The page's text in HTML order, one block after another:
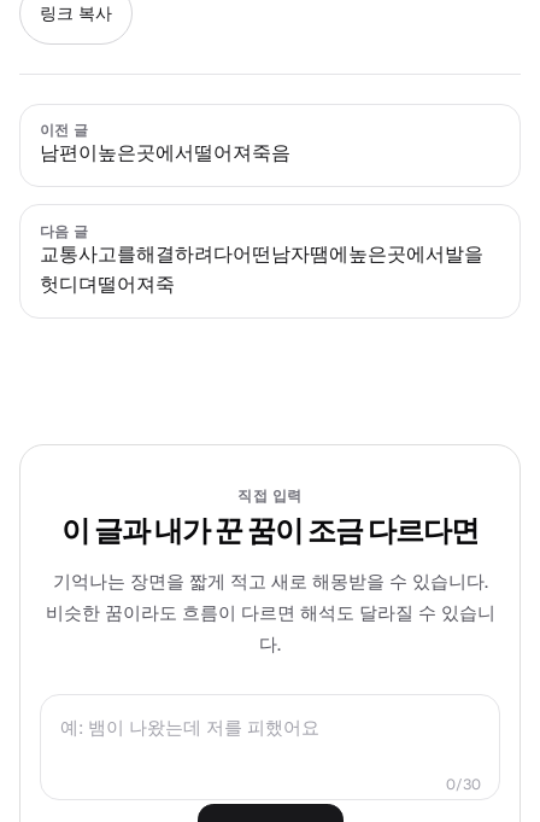
링크 복사
이전 글
남편이높은곳에서떨어져죽음
다음 글
교통사고를해결하려다어떤남자땜에높은곳에서발을
헛디뎌떨어져죽
직접 입력
이 글과 내가 꾼 꿈이 조금 다르다면
기억나는 장면을 짧게 적고 새로 해몽받을 수 있습니다.
비슷한 꿈이라도 흐름이 다르면 해석도 달라질 수 있습니
다.
0/30